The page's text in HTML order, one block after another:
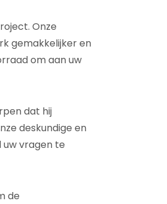
Onze
gemakkelijker en
om aan uw
dat hij
deskundige en
vragen te
de